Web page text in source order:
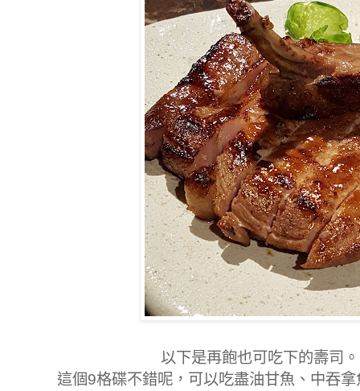
以下是再飽也可吃下的壽司
這個9格碟不錯呢，可以吃盡油甘魚、中吞